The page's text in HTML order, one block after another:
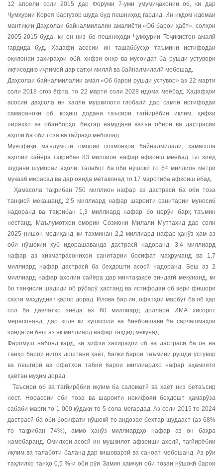
12 апрели соли 2015 дар Форуми 7-уми умумиҷаҳонии об, ки дар
Ҷумҳурии Корея баргузор шуда буд пешниҳод гардид. Ин иқдом идомаи
мантиқии Даҳсолаи байналмилалии амалиёти «Об барои ҳаёт», солҳои
2005-2015 буда, ки он низ бо пешниҳоди Ҷумҳурии Тоҷикистон амалӣ
гардида буд. Ҳадафи асосии ин ташаббусҳо таъмини истифодаи
оқилонаи захираҳои обӣ, ҳифзи онҳо ва мусоидат ба рушди устувори
иқтисодию иҷтимоӣ дар сатҳи миллӣ ва байналмилалӣ мебошад.
Даҳсолаи байналмилалии амал «Об барои рушди устувор» аз 22 марти
соли 2018 оғоз ёфта, то 22 марти соли 2028 идома меёбад. Ҳадафҳои
асосии даҳсола ин ҳалли мушкилоти глобалӣ дар самти истифодаи
самараноки об, коҳиш додани таъсири тағйирёбии иқлим, ҳифзи
пиряхҳо ва обанборҳо, беҳтар намудани вазъи обёрӣ ва дастрасии
аҳолӣ ба оби тоза ва ғайраҳо мебошад.
Мувофиқи маълумоти омории созмонҳои байналмилалӣ, ҳамасола
аҳолии сайёра тақрибан 83 миллион нафар афзоиш меёбад. Бо зиёд
шудани шумораи аҳолӣ, талабот ба оби нӯшокӣ то 64 миллион метри
мукааб мерасад ва дар оянда метавонад то 17 маротиба афзоиш ёбад.
Ҳамасола тақрибан 750 миллион нафар аз дастрасӣ ба оби тоза
танқисӣ мекашанд, 2,5 миллиард нафар шароити санитарии муносиб
надоранд ва тақрибан 1,3 миллиард нафар бо нерӯи барқ таъмин
нестанд. Маълумотҳои омории Созмони Милали Муттаҳид дар соли
2025 нишон медиҳанд, ки тахминан 2,2 миллиард нафар ҳанӯз ҳам аз
оби нӯшокии хуб идорашаванда дастрасӣ надоранд, 3,4 миллиард
нафар аз хизматрасониҳои санитарии босифат маҳруманд ва 1,7
миллиард нафар дастрасӣ ба беҳдошти асосӣ надоранд. Беш аз 2
миллиард нафар аҳолии сайёра дар минтақаҳое зиндагӣ мекунанд, ки
бо танқисии шадиди об рӯбарӯ ҳастанд ва истифодаи об зери фишори
сахти маҳдудият қарор дорад. Илова бар ин, офатҳои марбут ба об ҳар
сол ба давлатҳо зиёда аз 60 миллиард доллари ИМА хисорот
мерасонанд, дар ҳоле ки хушксолӣ ва биёбоншавӣ ба сарчашмаҳои
зиндагии беш аз як миллиард нафар таҳдид мекунад.
Фаромуш набояд кард, ки ҳифзи захираҳои об ва дастрасӣ ба он на
танҳо барои нигоҳ доштани ҳаёт, балки барои таъмини рушди устувор
ва пешгирӣ аз офатҳои табиӣ барои миллиардҳо нафар аҳамияти
ҳаётан муҳим дорад
Таъсири об ва тағйирёбии иқлим ба саломатӣ ва ҳаёт низ бетаъсир
нест. Норасоии оби тоза ва шароити нокифояи беҳдошт ҳамарӯза
сабаби марги то 1 000 кӯдаки то 5-сола мегардад. Аз соли 2015 то 2024
дастрасӣ ба оби босифати нӯшокӣ то андозае беҳтар шудааст (аз 68%
то тақрибан 74%), аммо ҳанӯз миллиардҳо нафар аз он баҳра
намебаранд. Омилҳои асосӣ ин мушкилот афзоиши аҳолӣ, тағйирёбии
иқлим ва талаботи баланд дар кишоварзӣ ва саноат мебошанд. Аз рӯи
таҳлилҳо танҳо 0,5 %-и оби рӯи Замин ҳамчун оби тозаи нӯшокӣ барои